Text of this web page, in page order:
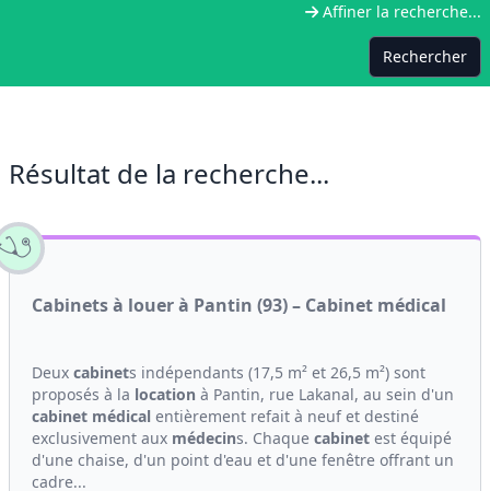
Affiner la recherche...
Rechercher
Résultat de la recherche...
Cabinets à louer à Pantin (93) – Cabinet médical
Deux cabinets indépendants (17,5 m² et 26,5 m²) sont
proposés à la location à Pantin, rue Lakanal, au sein d'un
cabinet médical entièrement refait à neuf et destiné
exclusivement aux médecins. Chaque cabinet est équipé
d'une chaise, d'un point d'eau et d'une fenêtre offrant un
cadre...